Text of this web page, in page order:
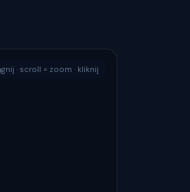
· scroll = zoom · kliknij